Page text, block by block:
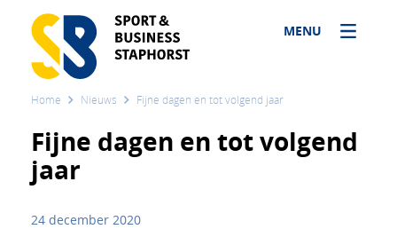
MENU
Home Nieuws Fijne dagen en tot volgend jaar
Fijne dagen en tot volgend
jaar
24 december 2020